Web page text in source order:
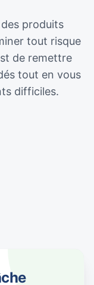
produits
tout risque
de remettre
tout en vous
difficiles.